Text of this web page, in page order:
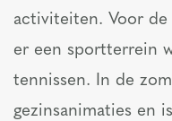
activiteiten. Voor de
er een sportterrein
tennissen. In de
gezinsanimaties en